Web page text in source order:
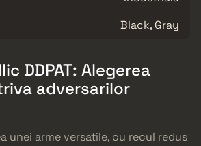
Black, Gray
DDPAT: Alegerea
adversarilor
unei arme versatile, cu recul redus